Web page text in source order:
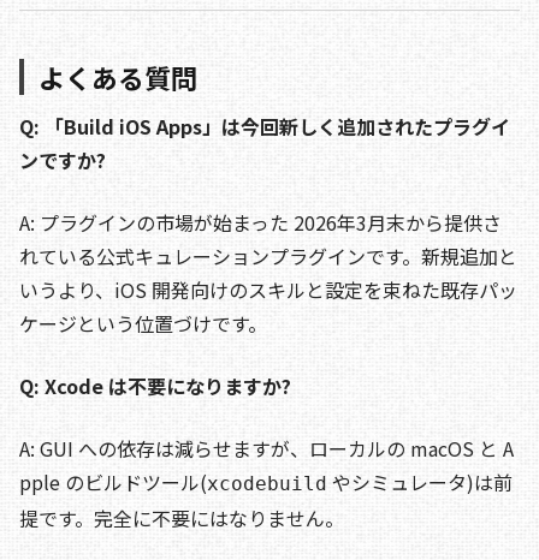
よくある質問
Q: 「Build iOS Apps」は今回新しく追加されたプラグイ
ンですか?
A: プラグインの市場が始まった 2026年3月末から提供さ
れている公式キュレーションプラグインです。新規追加と
いうより、iOS 開発向けのスキルと設定を束ねた既存パッ
ケージという位置づけです。
Q: Xcode は不要になりますか?
A: GUI への依存は減らせますが、ローカルの macOS と A
pple のビルドツール(xcodebuild やシミュレータ)は前
提です。完全に不要にはなりません。